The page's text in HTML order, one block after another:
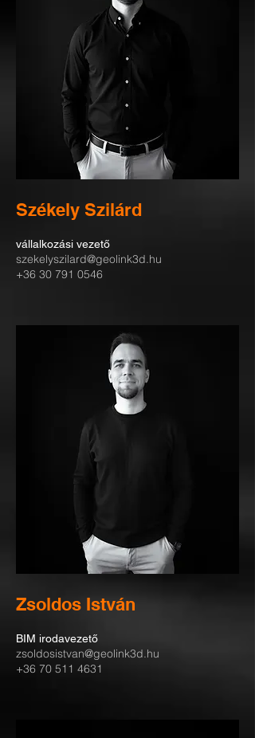
Székely Szilárd
vállalkozási vezető
szekelyszilard@geolink3d.hu
+36 30 791 0546
Zsoldos István
BIM irodavezető
zsoldosistvan@geolink3d.hu
+36 70 511 4631